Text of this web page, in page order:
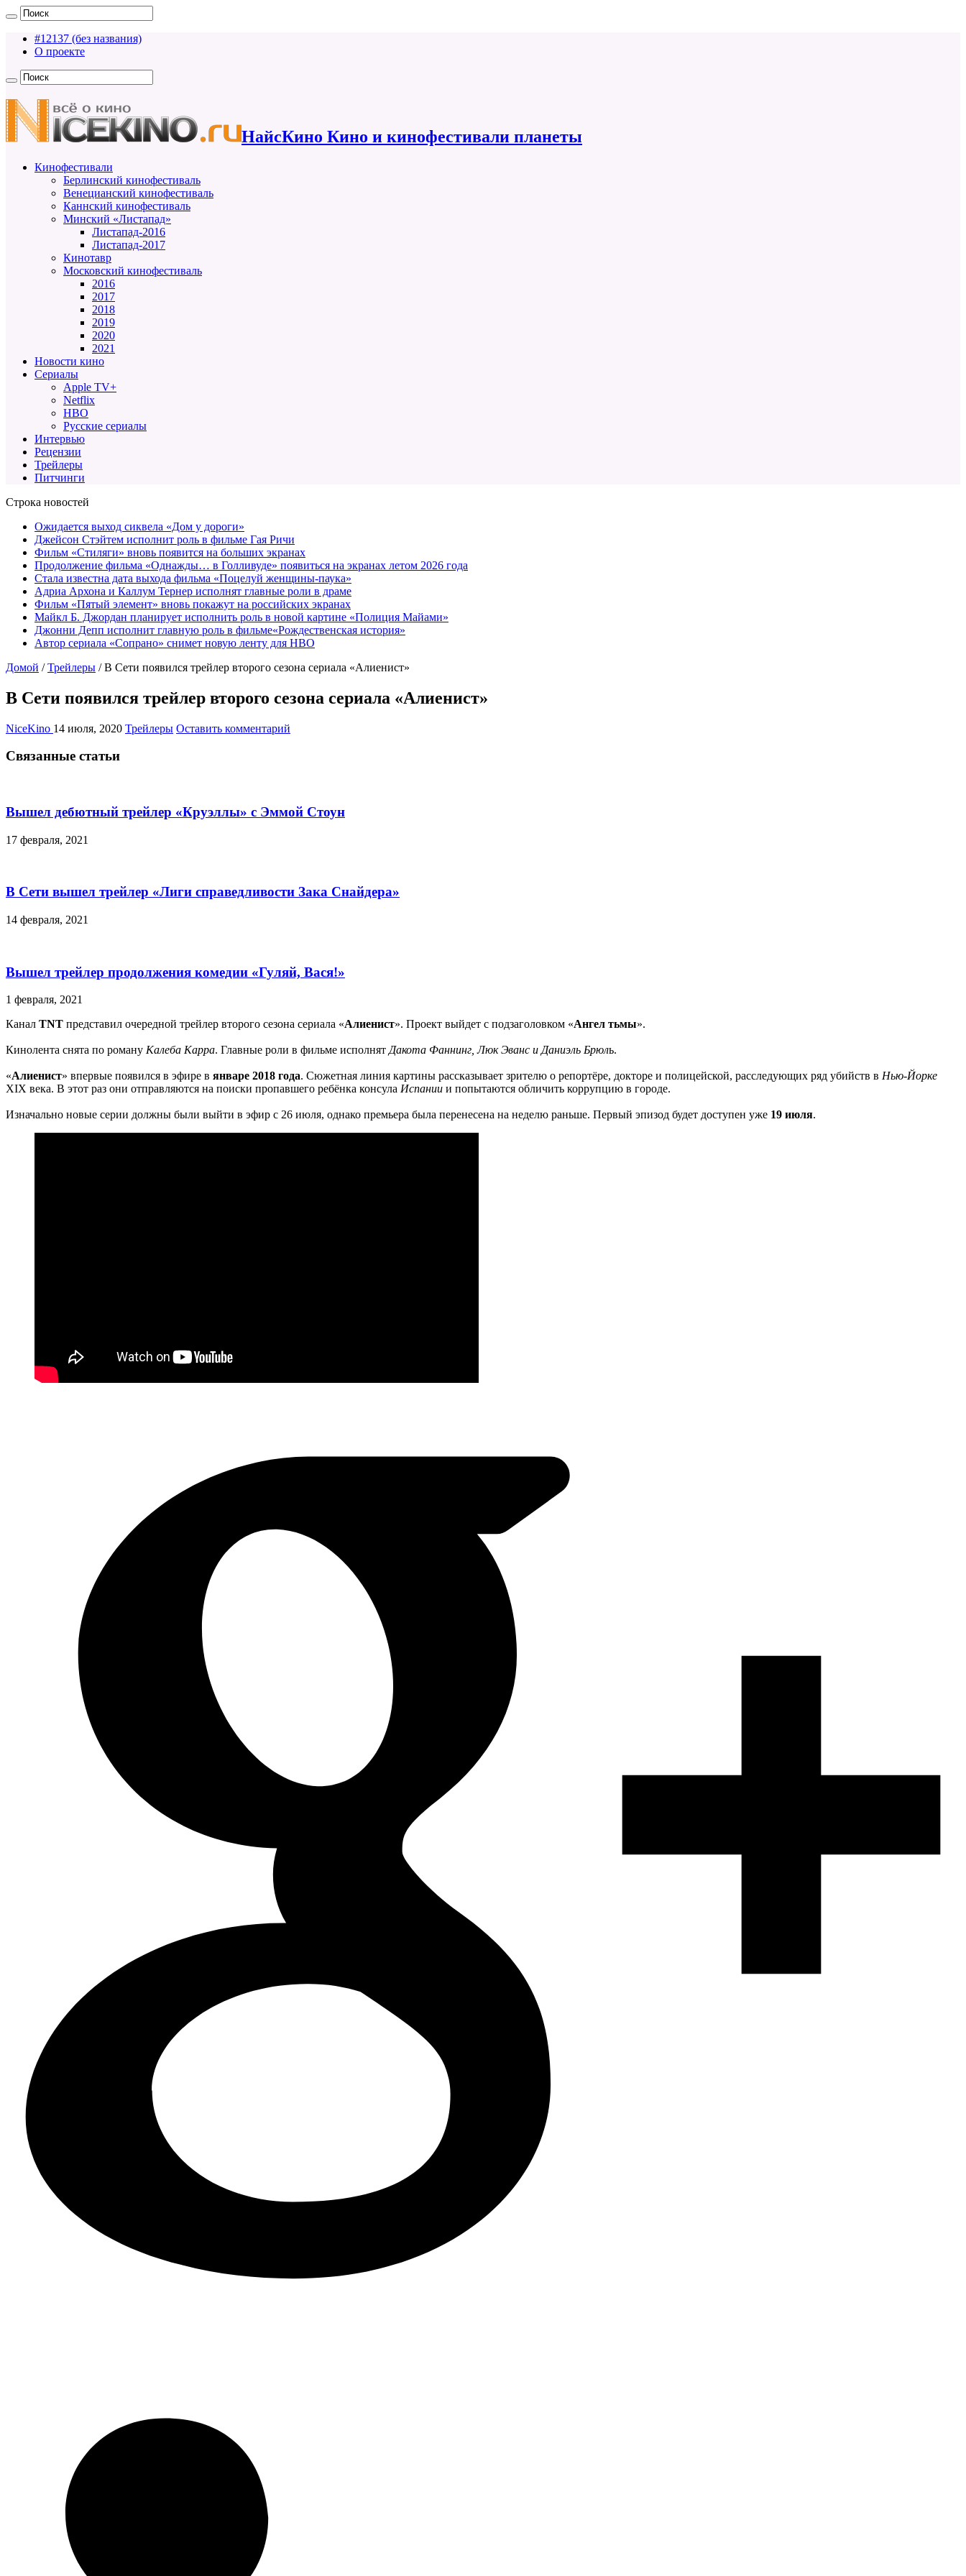
#12137 (без названия)
О проекте
НайсКино Кино и кинофестивали планеты
Кинофестивали
Берлинский кинофестиваль
Венецианский кинофестиваль
Каннский кинофестиваль
Минский «Листапад»
Листапад-2016
Листапад-2017
Кинотавр
Московский кинофестиваль
2016
2017
2018
2019
2020
2021
Новости кино
Сериалы
Apple TV+
Netflix
HBO
Русские сериалы
Интервью
Рецензии
Трейлеры
Питчинги
Строка новостей
Ожидается выход сиквела «Дом у дороги»
Джейсон Стэйтем исполнит роль в фильме Гая Ричи
Фильм «Стиляги» вновь появится на больших экранах
Продолжение фильма «Однажды… в Голливуде» появиться на экранах летом 2026 года
Стала известна дата выхода фильма «Поцелуй женщины-паука»
Адриа Архона и Каллум Тернер исполнят главные роли в драме
Фильм «Пятый элемент» вновь покажут на российских экранах
Майкл Б. Джордан планирует исполнить роль в новой картине «Полиция Майами»
Джонни Депп исполнит главную роль в фильме«Рождественская история»
Автор сериала «Сопрано» снимет новую ленту для HBO
Домой / Трейлеры / В Сети появился трейлер второго сезона сериала «Алиенист»
В Сети появился трейлер второго сезона сериала «Алиенист»
NiceKino 14 июля, 2020 Трейлеры Оставить комментарий
Связанные статьи
Вышел дебютный трейлер «Круэллы» с Эммой Стоун
17 февраля, 2021
В Сети вышел трейлер «Лиги справедливости Зака Снайдера»
14 февраля, 2021
Вышел трейлер продолжения комедии «Гуляй, Вася!»
1 февраля, 2021
Канал TNT представил очередной трейлер второго сезона сериала «Алиенист». Проект выйдет с подзаголовком «Ангел тьмы».
Кинолента снята по роману Калеба Карра. Главные роли в фильме исполнят Дакота Фаннинг, Люк Эванс и Даниэль Брюль.
«Алиенист» впервые появился в эфире в январе 2018 года. Сюжетная линия картины рассказывает зрителю о репортёре, докторе и полицейской, расследующих ряд убийств в Нью-Йорке
XIX века. В этот раз они отправляются на поиски пропавшего ребёнка консула Испании и попытаются обличить коррупцию в городе.
Изначально новые серии должны были выйти в эфир с 26 июля, однако премьера была перенесена на неделю раньше. Первый эпизод будет доступен уже 19 июля.